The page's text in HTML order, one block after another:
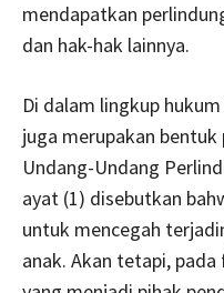
mendapatkan
dan hak-hak lainnya.
Di dalam lingkup
juga merupakan
Undang-Undang
ayat (1) disebutkan
untuk mencegah
anak. Akan tetapi,